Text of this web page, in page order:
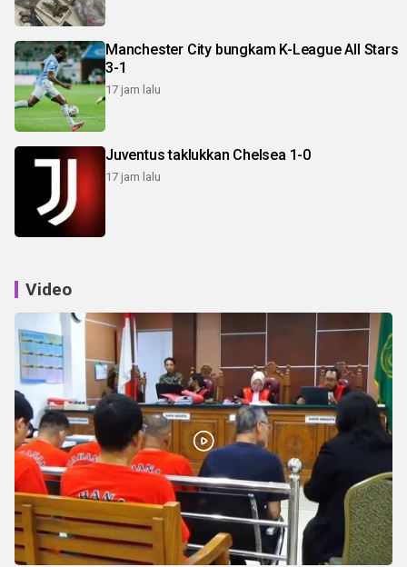
Manchester City bungkam K-League All Stars
3-1
17 jam lalu
Juventus taklukkan Chelsea 1-0
17 jam lalu
Video